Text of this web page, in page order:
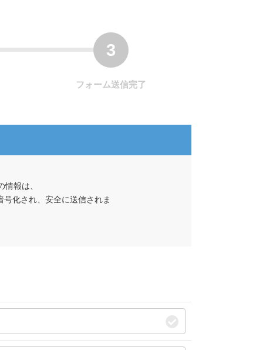
フォーム送信完了
情報は、
号化され、安全に送信されま